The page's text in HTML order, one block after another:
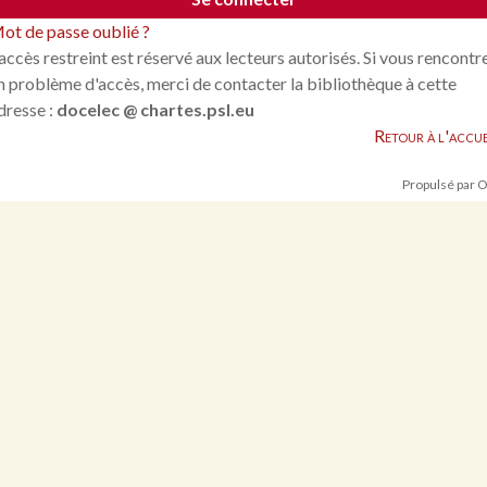
de passe oublié ?
restreint est réservé aux lecteurs autorisés. Si vous
problème d'accès, merci de contacter la bibliothèque à cette
: docelec @ chartes.psl.eu
Retour à
Propulsé par